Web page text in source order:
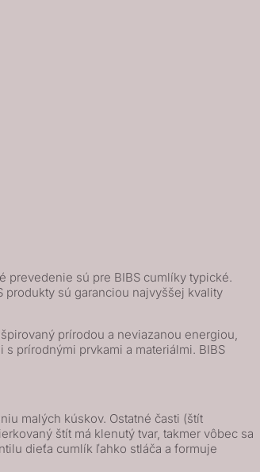
prevedenie sú pre BIBS cumlíky typické.
produkty sú garanciou najvyššej kvality
prírodou a neviazanou energiou,
prírodnými prvkami a materiálmi. BIBS
malých kúskov. Ostatné časti (štít
štít má klenutý tvar, takmer vôbec sa
dieťa cumlík ľahko stláča a formuje